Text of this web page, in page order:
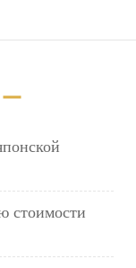
стоимости